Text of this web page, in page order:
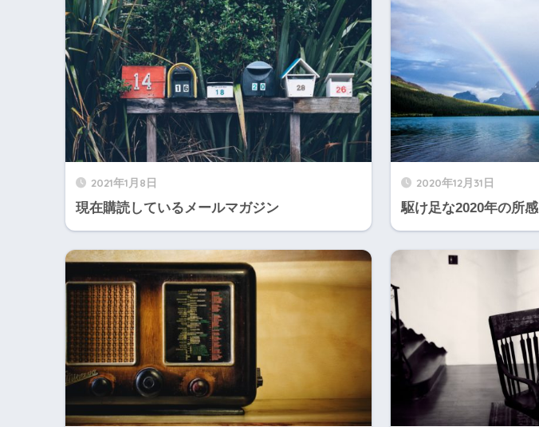
2021年1月8日
現在購読しているメールマガジン
2020年12月31日
駆け足な2020年の所感